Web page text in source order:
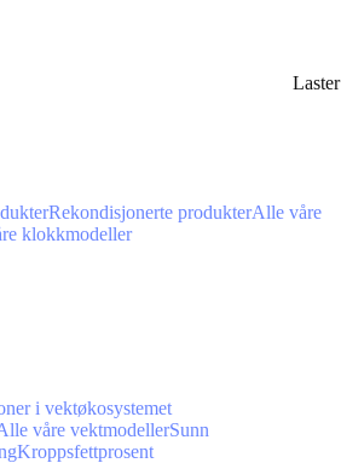
Rekondisjonerte produkterAlle våre
klokkmodeller
i vektøkosystemet
våre vektmodellerSunn
Kroppsfettprosent